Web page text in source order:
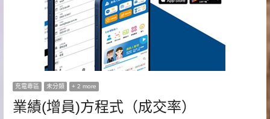
充電專區 未分類 + 2 more
業績(增員)方程式（成交率）